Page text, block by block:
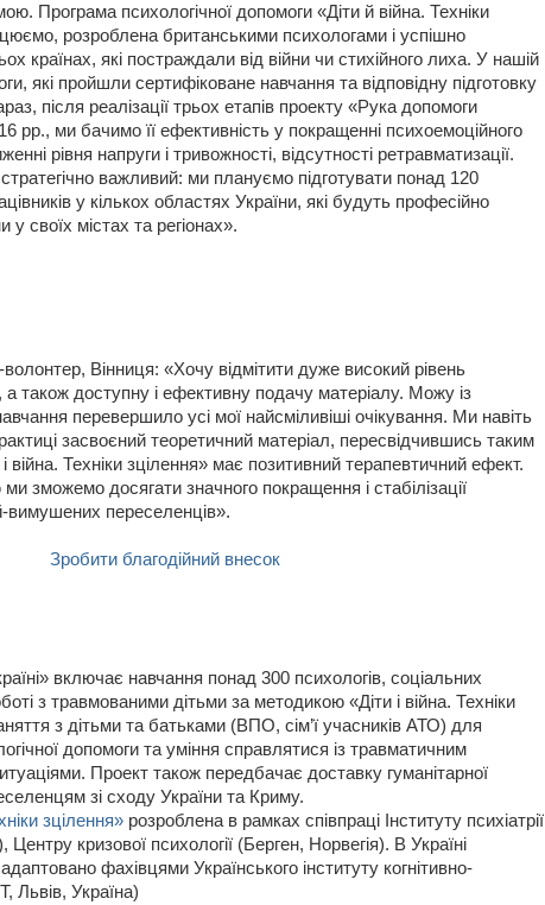
Програма психологічної допомоги «Діти й війна. Техніки
розроблена британськими психологами і успішно
країнах, які постраждали від війни чи стихійного лиха. У нашій
які пройшли сертифіковане навчання та відповідну підготовку
після реалізації трьох етапів проекту «Рука допомоги
рр., ми бачимо її ефективність у покращенні психоемоційного
рівня напруги і тривожності, відсутності ретравматизації.
важливий: ми плануємо підготувати понад 120
у кількох областях України, які будуть професійно
своїх містах та регіонах».
Вінниця: «Хочу відмітити дуже високий рівень
а також доступну і ефективну подачу матеріалу. Можу із
перевершило усі мої найсміливіші очікування. Ми навіть
засвоєний теоретичний матеріал, пересвідчившись таким
Техніки зцілення» має позитивний терапевтичний ефект.
зможемо досягати значного покращення і стабілізації
вимушених переселенців».
Зробити благодійний внесок
включає навчання понад 300 психологів, соціальних
з травмованими дітьми за методикою «Діти і війна. Техніки
з дітьми та батьками (ВПО, сім’ї учасників АТО) для
допомоги та уміння справлятися із травматичним
Проект також передбачає доставку гуманітарної
зі сходу України та Криму.
зцілення» розроблена в рамках співпраці Інституту психіатрії
кризової психології (Берген, Норвегія). В Україні
фахівцями Українського інституту когнітивно-
Львів, Україна)